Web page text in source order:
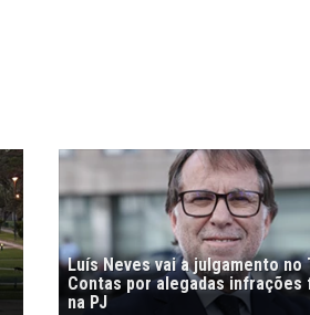
Luís Neves vai a julgamento no
Contas por alegadas infrações
na PJ